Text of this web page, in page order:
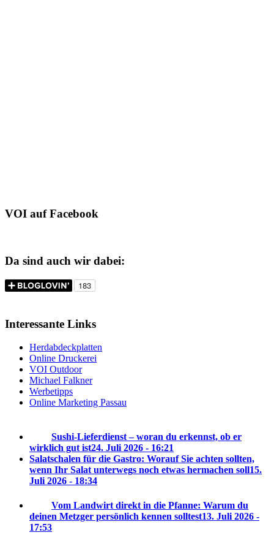
VOI auf Facebook
Da sind auch wir dabei:
Interessante Links
Herdabdeckplatten
Online Druckerei
VOI Outdoor
Michael Falkner
Werbetipps
Online Marketing Passau
Sushi-Lieferdienst – woran du erkennst, ob er
wirklich gut ist24. Juli 2026 - 16:21
Salatschalen für die Gastro: Worauf Sie achten sollten,
wenn Ihr Salat unterwegs noch etwas hermachen soll15.
Juli 2026 - 18:34
Vom Landwirt direkt in die Pfanne: Warum du
deinen Metzger persönlich kennen solltest13. Juli 2026 -
17:53